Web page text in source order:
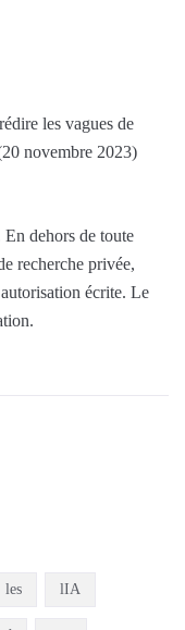
les vagues de
novembre 2023)
En dehors de toute
recherche privée,
écrite. Le
les lIA